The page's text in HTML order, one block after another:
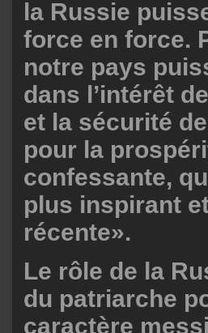
la Russie
force en force.
notre pays
dans l’intérêt
et la sécurité
pour la
confessante,
plus inspirant
récente».
Le rôle de la
du patriarche
caractère